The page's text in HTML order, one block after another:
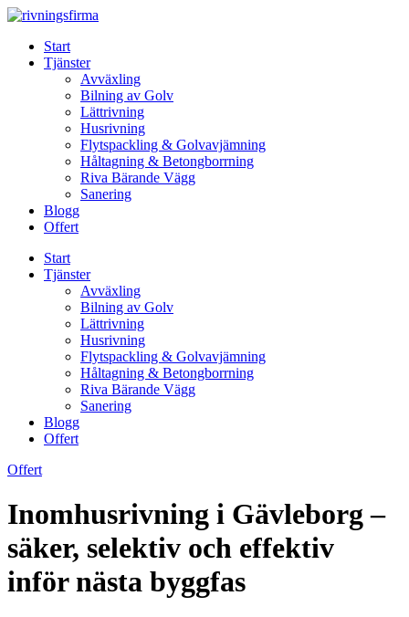
Skip
contentStart
Tjänster
Avväxling
Bilning av Golv
Lättrivning
Husrivning
Flytspackling & Golvavjämning
Håltagning & Betongborrning
Riva Bärande Vägg
Sanering
Blogg
Offert
Start
Tjänster
Avväxling
Bilning av Golv
Lättrivning
Husrivning
Flytspackling & Golvavjämning
Håltagning & Betongborrning
Riva Bärande Vägg
Sanering
Blogg
Offert
Offert
Inomhusrivning i Gävleborg –
säker, selektiv och effektiv
inför nästa byggfas